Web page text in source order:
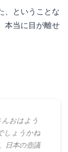
、ということな
本当に目が離せ
おはよう
しょうかね
日本の壺議